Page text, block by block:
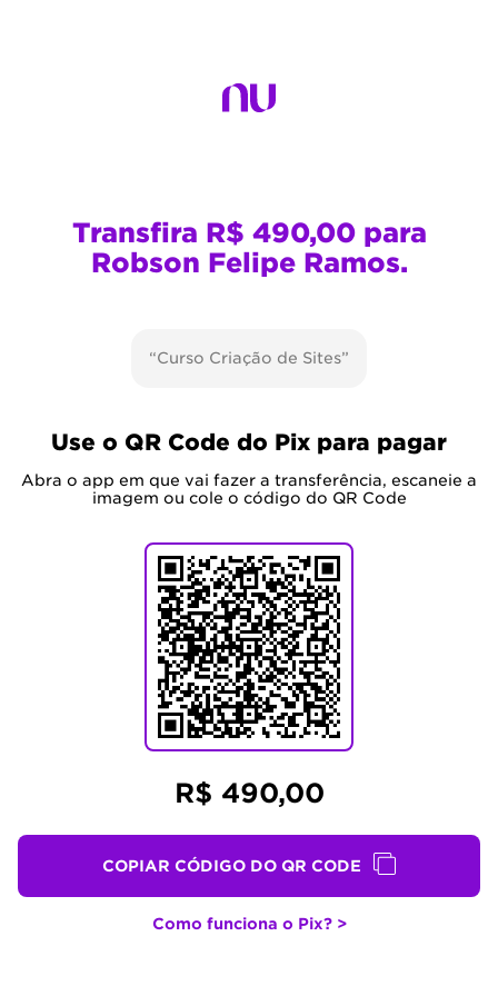
Transfira R$ 490,00 para
Robson Felipe Ramos.
“Curso Criação de Sites”
Use o QR Code do Pix para pagar
Abra o app em que vai fazer a transferência, escaneie a
imagem ou cole o código do QR Code
R$ 490,00
COPIAR CÓDIGO DO QR CODE
Como funciona o Pix? >